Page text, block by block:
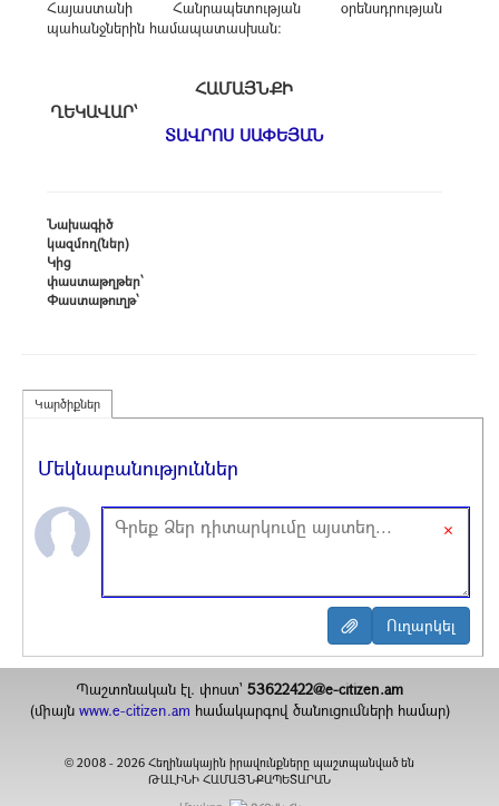
Հայաստանի Հանրապետության օրենսդրության
պահանջներին համապատասխան։
ՀԱՄԱՅՆՔԻ
ՂԵԿԱՎԱՐ՝
ՏԱՎՐՈՍ ՍԱՓԵՅԱՆ
Նախագիծ
կազմող(ներ)
Կից
փաստաթղթեր՝
Փաստաթուղթ՝
Կարծիքներ
Մեկնաբանություններ
×
Պաշտոնական էլ. փոստ`53622422@e-citizen.am
(միայն www.e-citizen.am համակարգով ծանուցումների համար)
© 2008 -2026 Հեղինակային իրավունքները պաշտպանված են
ԹԱԼԻՆԻ ՀԱՄԱՅՆՔԱՊԵՏԱՐԱՆ